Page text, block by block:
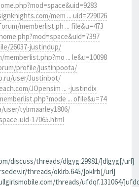
mem ... uid=229026
memberlist.ph ... file&u=473
26037-justindup/
... le&u=10098
profile/justinpoota/
user/Justinbot/
JOpensim ... -justindix
... ofile&u=74
tylrmaarley1806/
uid-17065.html
discuss/threads/dlgyg.29981/]dlgyg[/url]
threads/oklrb.645/]oklrb[/url]
threads/ufdqf.131064/